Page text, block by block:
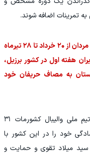
تمرینات اضافه شوند.
مرحله مقدماتی لیگ ملت‌های والیبال در گروه مردان از ۲۰ خرداد تا ۲۸ تیرماه
هفته اول در کشور برزیل،
به مصاف حریفان خود
بر اساس برنامه ریزی انجام شده قرار بود تیم ملی والیبال کشورمات ۳۱
خود را در این کشور با
سید میلاد تقوی و حمایت و